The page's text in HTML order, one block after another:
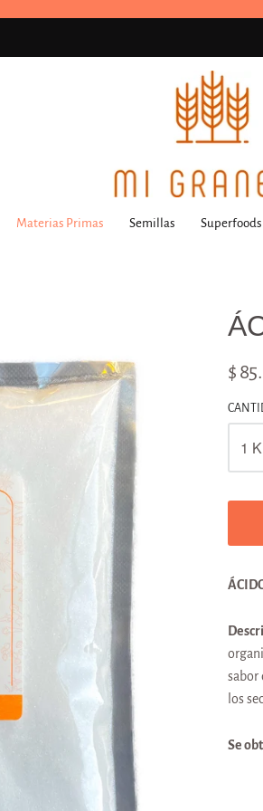
Materias Primas Semillas Superfoods
$
sabor
los
Se